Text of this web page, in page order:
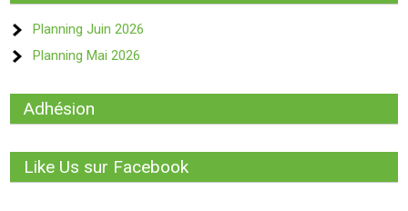
Planning Juin 2026
Planning Mai 2026
Adhésion
Like Us sur Facebook